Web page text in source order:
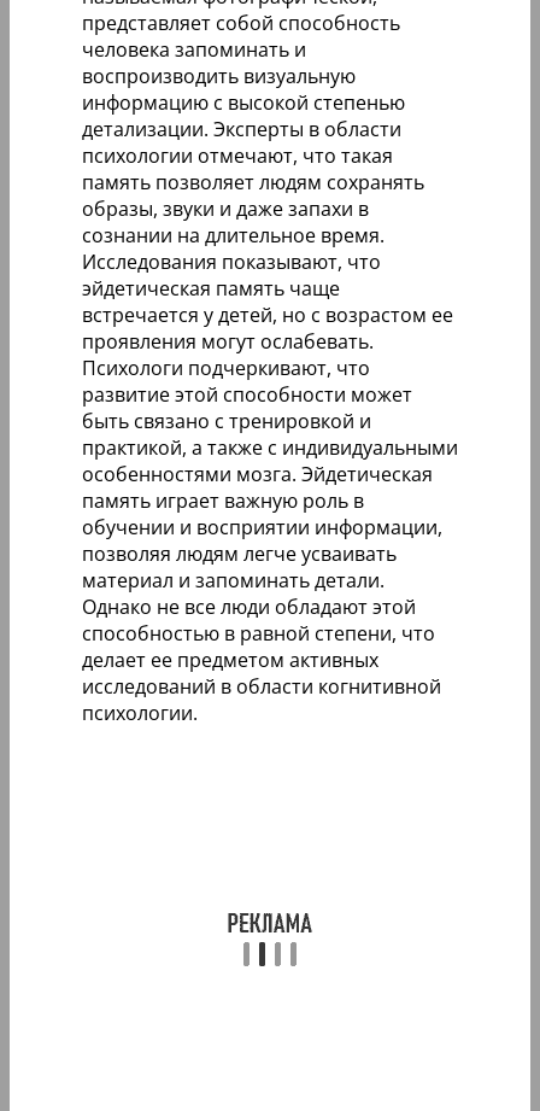
представляет собой способность
человека запоминать и
воспроизводить визуальную
информацию с высокой степенью
детализации. Эксперты в области
психологии отмечают, что такая
память позволяет людям сохранять
образы, звуки и даже запахи в
сознании на длительное время.
Исследования показывают, что
эйдетическая память чаще
встречается у детей, но с возрастом ее
проявления могут ослабевать.
Психологи подчеркивают, что
развитие этой способности может
быть связано с тренировкой и
практикой, а также с индивидуальными
особенностями мозга. Эйдетическая
память играет важную роль в
обучении и восприятии информации,
позволяя людям легче усваивать
материал и запоминать детали.
Однако не все люди обладают этой
способностью в равной степени, что
делает ее предметом активных
исследований в области когнитивной
психологии.